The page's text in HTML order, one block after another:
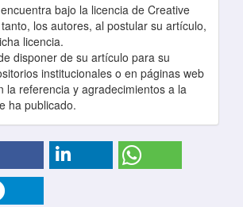
bajo la licencia de Creative
los autores, al postular su artículo,
licencia.
disponer de su artículo para su
institucionales o en páginas web
la referencia y agradecimientos a la
ha publicado.